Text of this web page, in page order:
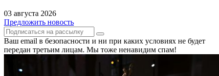
03 августа 2026
Предложить новость
Ваш email в безопасности и ни при каких условиях не будет
передан третьим лицам. Мы тоже ненавидим спам!